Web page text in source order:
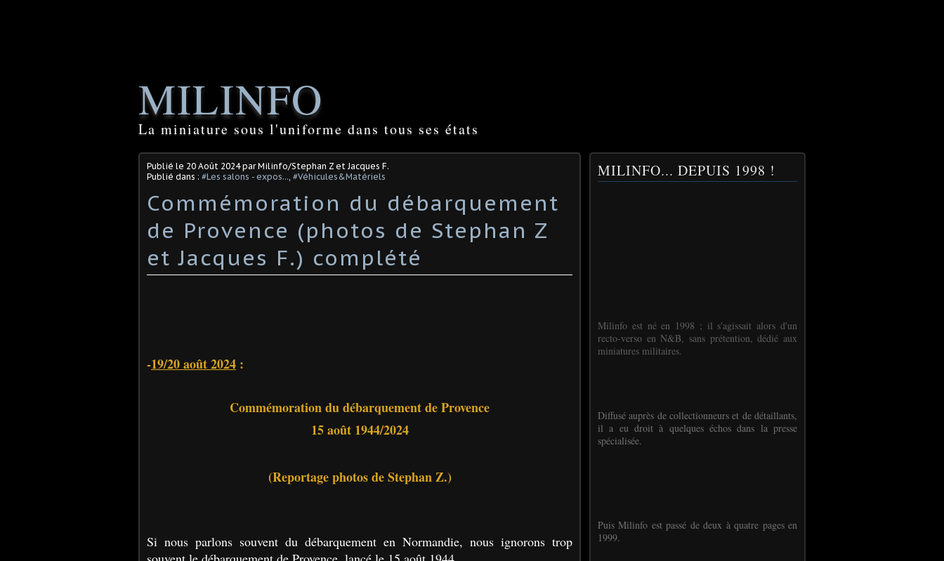
MILINFO
La miniature sous l'uniforme dans tous ses états
Publié le 20 Août 2024par Milinfo/Stephan Z et Jacques F.
Publié dans : #Les salons - expos..., #Véhicules&Matériels
Commémoration du débarquement
de Provence (photos de Stephan Z
et Jacques F.) complété
-19/20 août 2024 :
Commémoration du débarquement de Provence
15 août 1944/2024
(Reportage photos de Stephan Z.)
Si nous parlons souvent du débarquement en Normandie, nous ignorons trop
MILINFO... DEPUIS 1998 !
Milinfo est né en 1998 ; il s'agissait alors d'un
recto-verso en N&B, sans prétention, dédié aux
miniatures militaires.
Diffusé auprès de collectionneurs et de détaillants,
il a eu droit à quelques échos dans la presse
spécialisée.
Puis Milinfo est passé de deux à quatre pages en
1999.